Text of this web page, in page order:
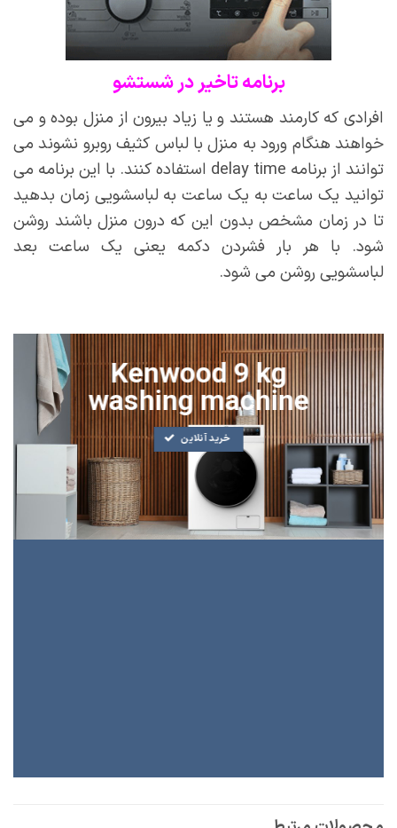
برنامه تاخیر در شستشو
افرادی که کارمند هستند و یا زیاد بیرون از منزل بوده و می
خواهند هنگام ورود به منزل با لباس کثیف روبرو نشوند می
توانند از برنامه delay time استفاده کنند. با این برنامه می
توانید یک ساعت به یک ساعت به لباسشویی زمان بدهید
تا در زمان مشخص بدون این که درون منزل باشند روشن
شود. با هر بار فشردن دکمه یعنی یک ساعت بعد
لباسشویی روشن می شود.
Kenwood 9 kg
washing machine
خرید آنلاین